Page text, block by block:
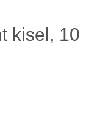
kisel, 10